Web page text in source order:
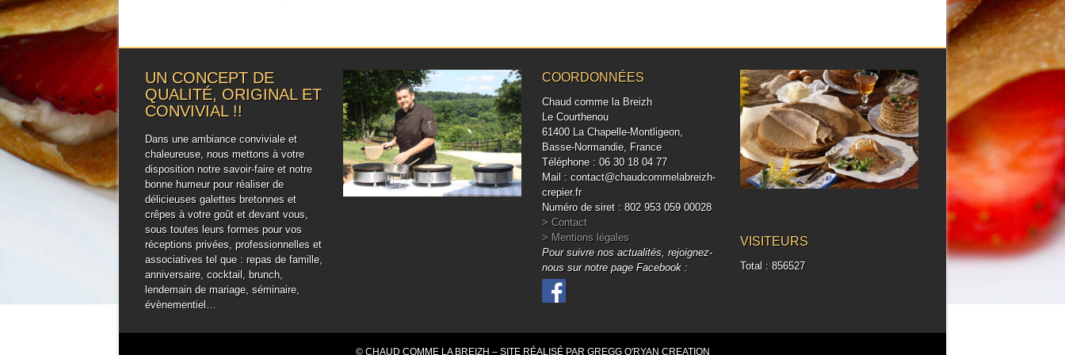
UN CONCEPT DE
QUALITÉ, ORIGINAL ET
CONVIVIAL !!
Dans une ambiance conviviale et
chaleureuse, nous mettons à votre
disposition notre savoir-faire et notre
bonne humeur pour réaliser de
délicieuses galettes bretonnes et
crêpes à votre goût et devant vous,
sous toutes leurs formes pour vos
réceptions privées, professionnelles et
associatives tel que : repas de famille,
anniversaire, cocktail, brunch,
lendemain de mariage, séminaire,
évènementiel…
COORDONNÉES
Chaud comme la Breizh
Le Courthenou
61400 La Chapelle-Montligeon,
Basse-Normandie, France
Téléphone : 06 30 18 04 77
Mail : contact@chaudcommelabreizh-
crepier.fr
Numéro de siret : 802 953 059 00028
> Contact
> Mentions légales
Pour suivre nos actualités, rejoignez-
nous sur notre page Facebook :
VISITEURS
Total : 856527
© CHAUD COMME LA BREIZH – SITE RÉALISÉ PAR GREGG O'RYAN CREATION